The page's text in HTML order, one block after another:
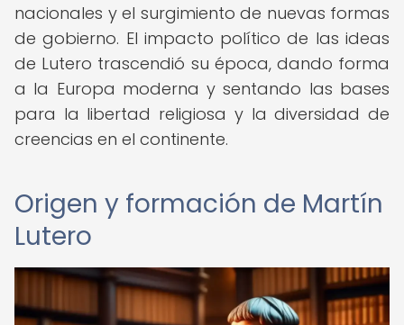
nacionales y el surgimiento de nuevas formas
de gobierno. El impacto político de las ideas
de Lutero trascendió su época, dando forma
a la Europa moderna y sentando las bases
para la libertad religiosa y la diversidad de
creencias en el continente.
Origen y formación de Martín
Lutero